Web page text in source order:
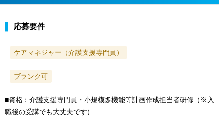
応募要件
ケアマネジャー（介護支援専門員）
ブランク可
■資格：介護支援専門員・小規模多機能等計画作成担当者研修（※入
職後の受講でも大丈夫です）